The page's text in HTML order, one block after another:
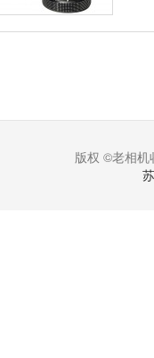
版权 ©老相